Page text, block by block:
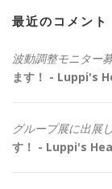
最近のコメント
波動調整モニター
ます！ - Luppi's
グループ展に出展
す！ - Luppi's